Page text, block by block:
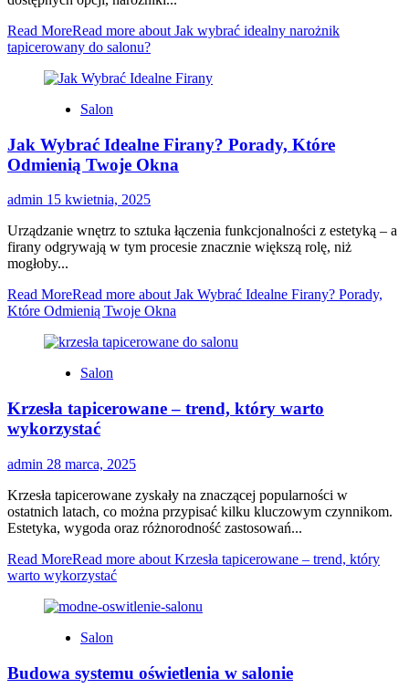
Read MoreRead more about Jak wybrać idealny narożnik
tapicerowany do salonu?
Salon
Jak Wybrać Idealne Firany? Porady, Które
Odmienią Twoje Okna
admin 15 kwietnia, 2025
Urządzanie wnętrz to sztuka łączenia funkcjonalności z estetyką – a
firany odgrywają w tym procesie znacznie większą rolę, niż
mogłoby...
Read MoreRead more about Jak Wybrać Idealne Firany? Porady,
Które Odmienią Twoje Okna
Salon
Krzesła tapicerowane – trend, który warto
wykorzystać
admin 28 marca, 2025
Krzesła tapicerowane zyskały na znaczącej popularności w
ostatnich latach, co można przypisać kilku kluczowym czynnikom.
Estetyka, wygoda oraz różnorodność zastosowań...
Read MoreRead more about Krzesła tapicerowane – trend, który
warto wykorzystać
Salon
Budowa systemu oświetlenia w salonie